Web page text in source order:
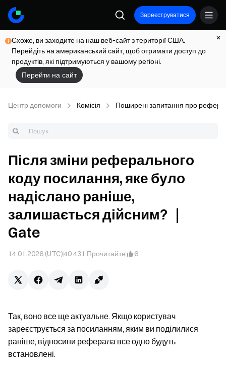
Зареєструватися
Схоже, ви заходите на наш веб-сайт з території США.
Перейдіть на американський сайт, щоб отримати доступ до
продуктів, які підтримуються у вашому регіоні.
Перейти на сайт
Центр допомоги Комісія Поширені запитання про
Після зміни реферального
коду посилання, яке було
надіслано раніше,
залишається дійсним? ｜
Gate
14.01.2026 (UTC)40 431 Прочитайте 6
Так, воно все ще актуальне. Якщо користувач
зареєструється за посиланням, яким ви поділилися
раніше, відносини реферала все одно будуть
встановлені.